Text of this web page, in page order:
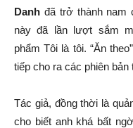
Danh đã trở thành nam
này đã lần lượt sắm
phẩm Tôi là tôi. “Ăn
tiếp cho ra các phiên bản
Tác giả, đồng thời là
cho biết anh khá bất